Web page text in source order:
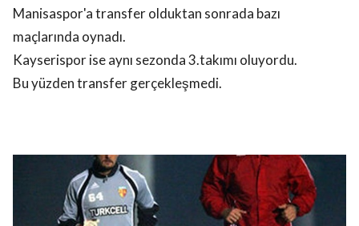
Manisaspor'a transfer olduktan sonrada bazı
maçlarında oynadı.
Kayserispor ise aynı sezonda 3.takımı oluyordu.
Bu yüzden transfer gerçekleşmedi.